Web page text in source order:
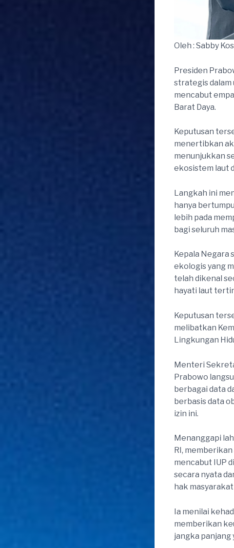
Oleh : Sabby
Presiden
strategis dalam
mencabut
Barat Daya.
Keputusan
menertibkan
menunjukkan
ekosistem laut
Langkah ini
hanya
lebih pada
bagi seluruh
Kepala Negara
ekologis yang
telah dikenal
hayati laut
Keputusan
melibatkan
Lingkungan
Menteri
Prabowo
berbagai data
berbasis data
izin ini.
Menanggapi
RI,
mencabut IUP
secara nyata
hak
Ia menilai
memberikan
jangka